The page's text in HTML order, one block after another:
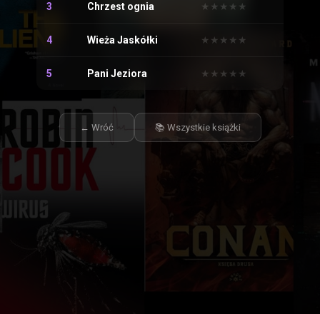
3 Chrzest ognia ★
★ ★
★ ★
★ ★
★ ★
★
4 Wieża Jaskółki ★
★ ★
★ ★
★ ★
★ ★
★
5 Pani Jeziora ★
★ ★
★ ★
★ ★
★ ★
★
← Wróć 📚 Wszystkie książki